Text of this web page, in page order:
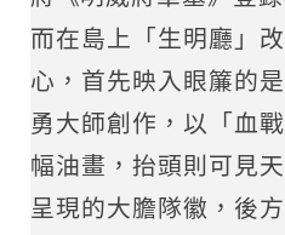
而在島上「生明廳」
心，首先映入眼簾的
勇大師創作，以「血
幅油畫，抬頭則可見
呈現的大膽隊徽，後